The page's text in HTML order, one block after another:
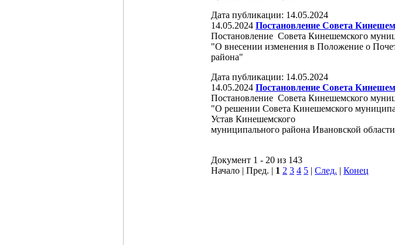
Дата публикации: 14.05.2024
14.05.2024 Постановление Совета
Постановление Совета Кинешемского
"О внесении изменения в Положение о
района"
Дата публикации: 14.05.2024
14.05.2024 Постановление Совета
Постановление Совета Кинешемского
"О решении Совета Кинешемского
Устав Кинешемского
муниципального района Ивановской
Документ 1 - 20 из 143
Начало | Пред. | 1 2 3 4 5 | След. | Конец